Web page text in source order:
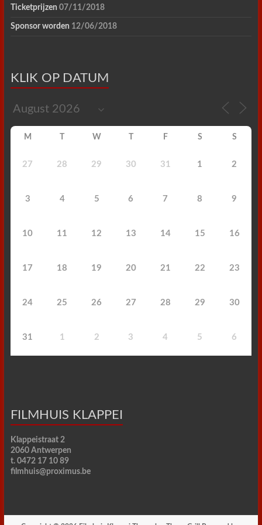
Ticketprijzen 07/11/2018
Sponsor worden 12/06/2018
KLIK OP DATUM
M W F S S
27 28 29 30 31 1 2
3 4 5 6 7 8 9
10 11 12 13 14 15 16
17 18 19 20 21 22 23
24 25 26 27 28 29 30
31 1 2 3 4 5 6
FILMHUIS KLAPPEI
Klappeistraat 2
2060 Antwerpen
t. 0472 17 10 89
filmhuis@proximus.be